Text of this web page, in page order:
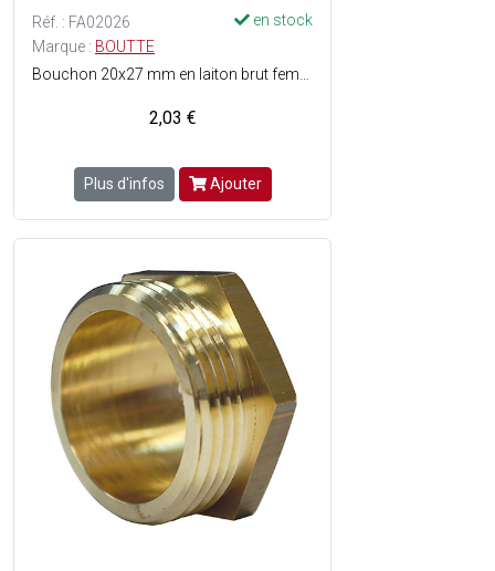
Réf. : FA02026
en stock
Marque : BOUTTE
2,03 €
Plus d'infos Ajouter